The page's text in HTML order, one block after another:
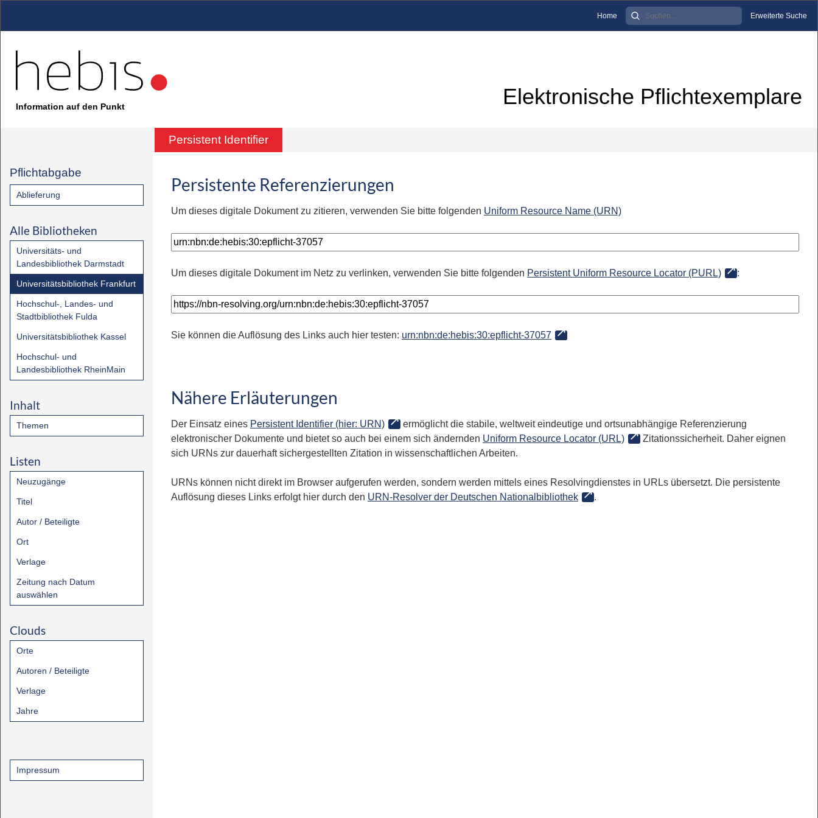
Home Erweiterte Suche
Information auf den Punkt Elektronische Pflichtexemplare
Persistent Identifier
Pflichtabgabe
Ablieferung
Alle Bibliotheken
Universitäts- und
Landesbibliothek Darmstadt
Universitätsbibliothek Frankfurt
Hochschul-, Landes- und
Stadtbibliothek Fulda
Universitätsbibliothek Kassel
Hochschul- und
Landesbibliothek RheinMain
Inhalt
Themen
Listen
Neuzugänge
Titel
Autor / Beteiligte
Ort
Verlage
Zeitung nach Datum
auswählen
Clouds
Orte
Autoren / Beteiligte
Verlage
Jahre
Impressum
Persistente Referenzierungen
Um dieses digitale Dokument zu zitieren, verwenden Sie bitte folgenden Uniform Resource Name (URN)
Um dieses digitale Dokument im Netz zu verlinken, verwenden Sie bitte folgenden Persistent Uniform Resource Locator (PURL) :
Sie können die Auflösung des Links auch hier testen: urn:nbn:de:hebis:30:epflicht-37057
Nähere Erläuterungen
Der Einsatz eines Persistent Identifier (hier: URN)
ermöglicht die stabile, weltweit eindeutige und ortsunabhängige Referenzierung
elektronischer Dokumente und bietet so auch bei einem sich ändernden Uniform Resource Locator (URL)
Zitationssicherheit. Daher eignen
sich URNs zur dauerhaft sichergestellten Zitation in wissenschaftlichen Arbeiten.
URNs können nicht direkt im Browser aufgerufen werden, sondern werden mittels eines Resolvingdienstes in URLs übersetzt. Die persistente
Auflösung dieses Links erfolgt hier durch den URN-Resolver der Deutschen Nationalbibliothek .